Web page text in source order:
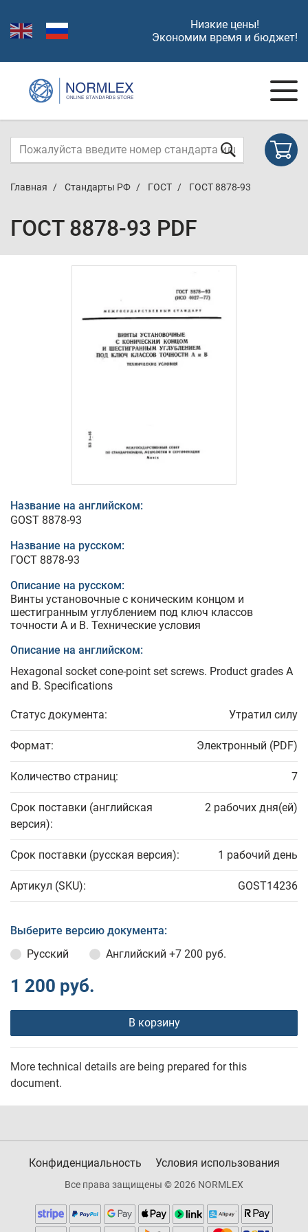
Низкие цены!
Экономим время и бюджет!
Главная Стандарты РФ ГОСТ ГОСТ 8878-93
ГОСТ 8878-93 PDF
Название на английском:
GOST 8878-93
Название на русском:
ГОСТ 8878-93
Описание на русском:
Винты установочные с коническим концом и
шестигранным углублением под ключ классов
точности А и В. Технические условия
Описание на английском:
Hexagonal socket cone-point set screws. Product grades A
and B. Specifications
Статус документа: Утратил силу
Формат: Электронный (PDF)
Количество страниц: 7
Срок поставки (английская
версия):
2 рабочих дня(ей)
Срок поставки (русская версия): 1 рабочий день
Артикул (SKU): GOST14236
Выберите версию документа:
Русский
Английский +7 200 руб.
1 200 руб.
В корзину
More technical details are being prepared for this
document.
Конфиденциальность Условия использования
Все права защищены © 2026 NORMLEX